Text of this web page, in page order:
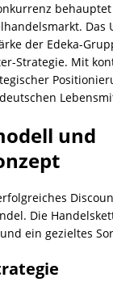
Das
der Edeka-
Strategie. Mit
und
Die
ein gezieltes